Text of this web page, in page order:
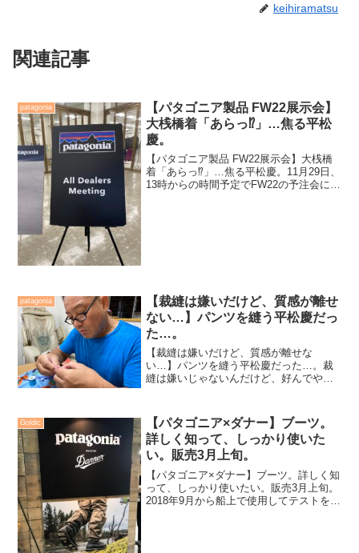
keihiramatsu
関連記事
patagonia
【パタゴニア製品 FW22展示会】
大桟橋着「あらっ⁉️」…焦る平松
慶。
【パタゴニア製品 FW22展示会】大桟橋
着「あらっ⁉️」…焦る平松慶。11月29日、
13時からの時間予定でFW22の予注会に向
patagonia
【裁縫は嫌いだけど、質感が離せ
ない…】パンツを縫う平松慶だっ
た…。
【裁縫は嫌いだけど、質感が離せな
い…】パンツを縫う平松慶だった…。裁
縫は嫌いじゃないんだけど、好んでやろ
い針を出してくるのだ。パタゴニア製品
の中で地味に好きなのが、ボク...
Goldic
【パタゴニア×ダナー】ブーツ。
詳しく知って、しっかり使いた
い。販売3月上旬。
【パタゴニア×ダナー】ブーツ。詳しく知
って、しっかり使いたい。販売3月上旬。
2018年9月から船上で使用してテストを繰